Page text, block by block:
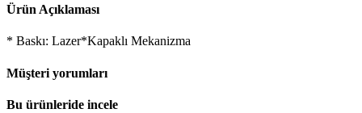
Ürün Açıklaması
* Baskı: Lazer*Kapaklı Mekanizma
Müşteri yorumları
Bu ürünleride incele